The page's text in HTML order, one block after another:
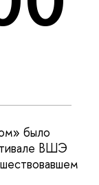
было
ВШЭ